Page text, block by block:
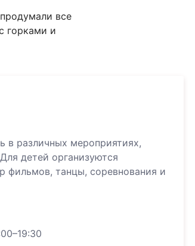
все
горками и
в различных мероприятиях,
детей организуются
фильмов, танцы, соревнования и